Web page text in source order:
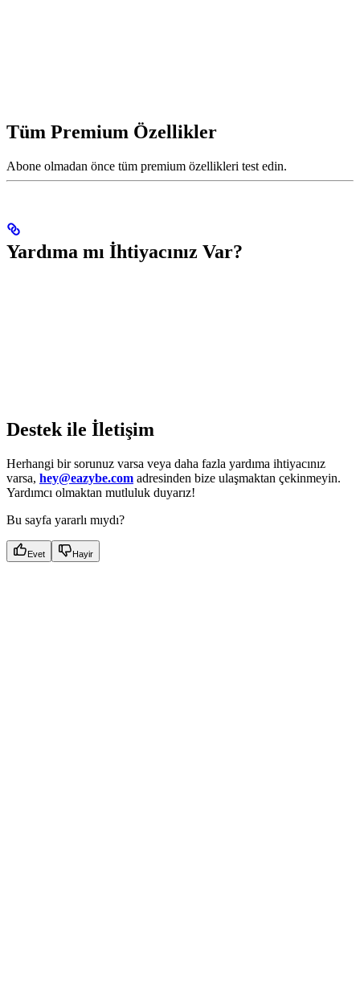
Tüm Premium Özellikler
Abone olmadan önce tüm premium özellikleri test edin.
Yardıma mı İhtiyacınız Var?
Destek ile İletişim
Herhangi bir sorunuz varsa veya daha fazla yardıma ihtiyacınız
varsa, hey@eazybe.com adresinden bize ulaşmaktan çekinmeyin.
Yardımcı olmaktan mutluluk duyarız!
Bu sayfa yararlı mıydı?
Evet Hayir